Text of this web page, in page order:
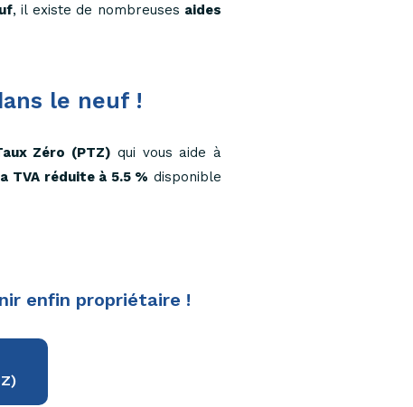
, il existe de nombreuses aides
le neuf !
Zéro (PTZ) qui vous aide à
TVA réduite à 5.5 % disponible
enfin propriétaire !